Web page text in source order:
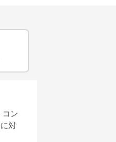
コン
対